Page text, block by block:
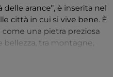
arance”, è inserita nel
città in cui si vive bene. È
una pietra preziosa
bellezza, tra montagne,
– e molti sono gli